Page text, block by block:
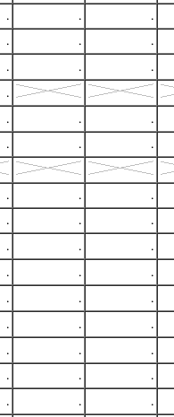
. . .
. . .
. . .
.
. . .
. . .
. . .
. . .
. . .
. . .
. . .
. . .
. . .
. . .
. . .